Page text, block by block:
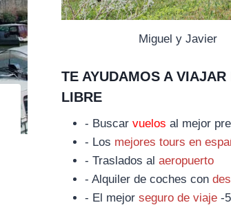
Miguel y Javier
TE AYUDAMOS A VIAJAR
LIBRE
- Buscarvuelos al mejor
- Los mejores tours en
- Traslados alaeropuerto
- Alquiler de coches con
- El mejorseguro de viaje -